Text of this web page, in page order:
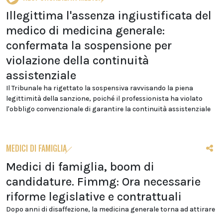
Illegittima l'assenza ingiustificata del
medico di medicina generale:
confermata la sospensione per
violazione della continuità
assistenziale
Il Tribunale ha rigettato la sospensiva ravvisando la piena
legittimità della sanzione, poiché il professionista ha violato
l'obbligo convenzionale di garantire la continuità assistenziale
MEDICI DI FAMIGLIA
Medici di famiglia, boom di
candidature. Fimmg: Ora necessarie
riforme legislative e contrattuali
Dopo anni di disaffezione, la medicina generale torna ad attirare